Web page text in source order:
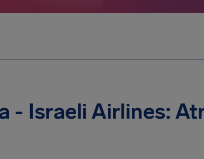
- Israeli Airlines: